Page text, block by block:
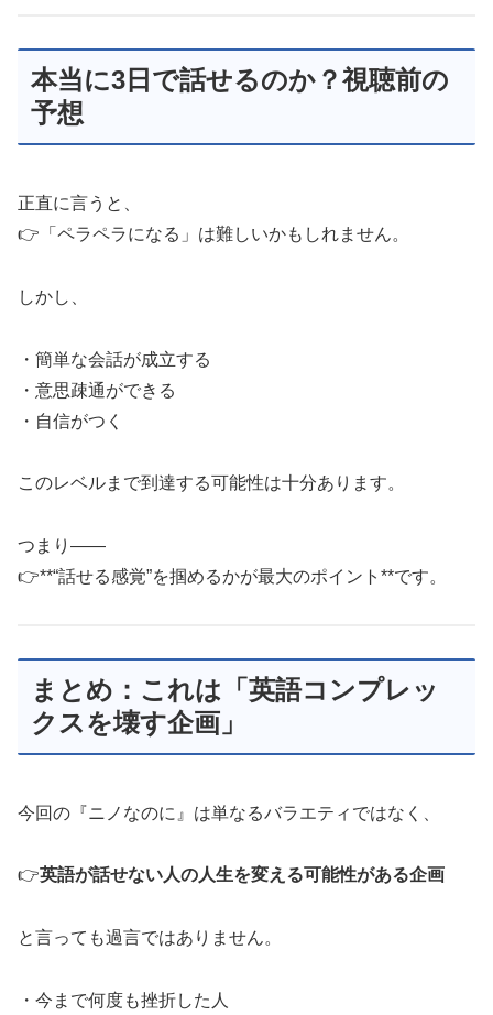
本当に3日で話せるのか？視聴前の
予想
正直に言うと、
👉「ペラペラになる」は難しいかもしれません。
しかし、
・簡単な会話が成立する
・意思疎通ができる
・自信がつく
このレベルまで到達する可能性は十分あります。
つまり――
👉**“話せる感覚”を掴めるかが最大のポイント**です。
まとめ：これは「英語コンプレッ
クスを壊す企画」
今回の『ニノなのに』は単なるバラエティではなく、
👉英語が話せない人の人生を変える可能性がある企画
と言っても過言ではありません。
・今まで何度も挫折した人